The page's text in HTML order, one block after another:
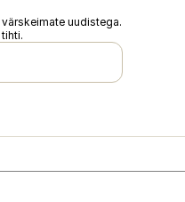
uudistega.